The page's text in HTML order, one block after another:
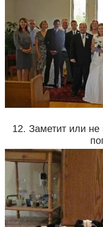
12. Заметит или не